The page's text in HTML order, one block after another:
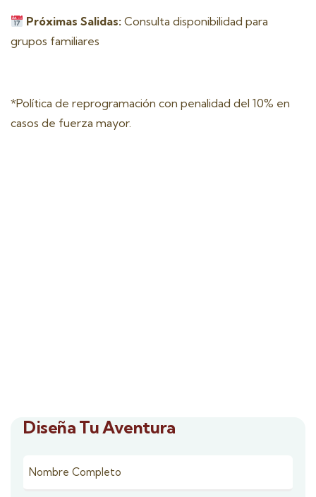
Próximas Salidas: Consulta disponibilidad para
grupos familiares
*Política de reprogramación con penalidad del 10% en
casos de fuerza mayor.
Diseña Tu Aventura